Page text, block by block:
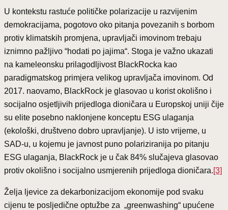
U kontekstu rastuće političke polarizacije u razvijenim
demokracijama, pogotovo oko pitanja povezanih s borbom
protiv klimatskih promjena, upravljači imovinom trebaju
iznimno pažljivo “hodati po jajima“. Stoga je važno ukazati
na kameleonsku prilagodljivost BlackRocka kao
paradigmatskog primjera velikog upravljača imovinom. Od
2017. naovamo, BlackRock je glasovao u korist okolišno i
socijalno osjetljivih prijedloga dioničara u Europskoj uniji čije
su elite posebno naklonjene konceptu ESG ulaganja
(ekološki, društveno dobro upravljanje). U isto vrijeme, u
SAD-u, u kojemu je javnost puno polariziranija po pitanju
ESG ulaganja, BlackRock je u čak 84% slučajeva glasovao
protiv okolišno i socijalno usmjerenih prijedloga dioničara.[3]
Želja ljevice za dekarbonizacijom ekonomije pod svaku
cijenu te posljedične optužbe za „greenwashing“ upućene